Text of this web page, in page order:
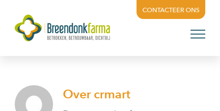
content
CONTACTEER ONS
Over crmart